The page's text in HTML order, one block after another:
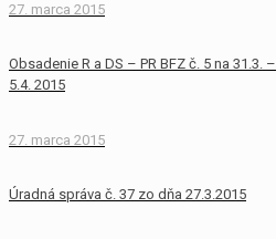
27. marca 2015
Obsadenie R a DS – PR BFZ č. 5 na 31.3. –
5.4. 2015
27. marca 2015
Úradná správa č. 37 zo dňa 27.3.2015